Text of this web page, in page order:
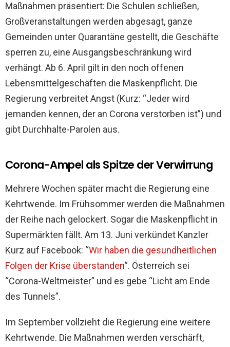
Maßnahmen präsentiert: Die Schulen schließen,
Großveranstaltungen werden abgesagt, ganze
Gemeinden unter Quarantäne gestellt, die Geschäfte
sperren zu, eine Ausgangsbeschränkung wird
verhängt. Ab 6. April gilt in den noch offenen
Lebensmittelgeschäften die Maskenpflicht. Die
Regierung verbreitet Angst (Kurz: “Jeder wird
jemanden kennen, der an Corona verstorben ist”) und
gibt Durchhalte-Parolen aus.
Corona-Ampel als Spitze der Verwirrung
Mehrere Wochen später macht die Regierung eine
Kehrtwende. Im Frühsommer werden die Maßnahmen
der Reihe nach gelockert. Sogar die Maskenpflicht in
Supermärkten fällt. Am 13. Juni verkündet Kanzler
Kurz auf Facebook: “Wir haben die gesundheitlichen
Folgen der Krise überstanden“. Österreich sei
“Corona-Weltmeister” und es gebe “Licht am Ende
des Tunnels”.
Im September vollzieht die Regierung eine weitere
Kehrtwende. Die Maßnahmen werden verschärft,